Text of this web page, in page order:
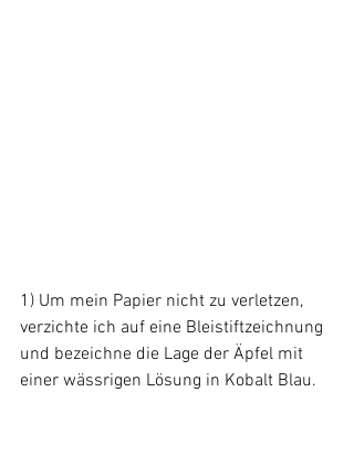
1) Um mein Papier nicht zu verletzen,
verzichte ich auf eine Bleistiftzeichnung
und bezeichne die Lage der Äpfel mit
einer wässrigen Lösung in Kobalt Blau.